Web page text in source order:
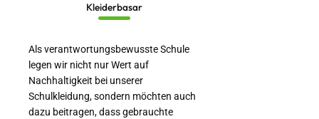
Kleiderbasar
Als verantwortungsbewusste Schule
legen wir nicht nur Wert auf
Nachhaltigkeit bei unserer
Schulkleidung, sondern möchten auch
dazu beitragen, dass gebrauchte